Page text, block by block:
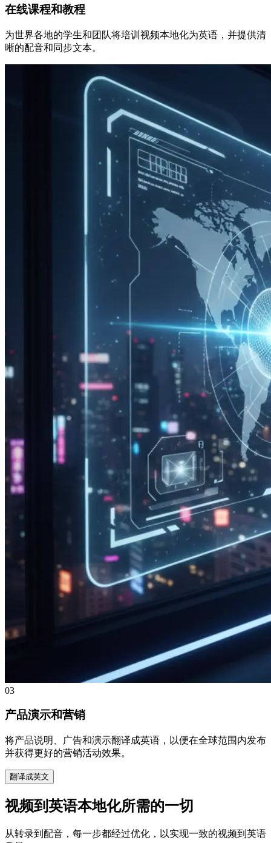
在线课程和教程
为世界各地的学生和团队将培训视频本地化为英语，并提供清
晰的配音和同步文本。
03
产品演示和营销
将产品说明、广告和演示翻译成英语，以便在全球范围内发布
并获得更好的营销活动效果。
翻译成英文
视频到英语本地化所需的一切
从转录到配音，每一步都经过优化，以实现一致的视频到英语